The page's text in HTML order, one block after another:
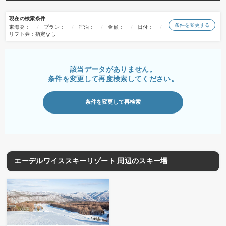
現在の検索条件
東海発：-
プラン：- 宿泊：- 金額：-
日付：-
リフト券：指定なし
条件を変更する
該当データがありません。
条件を変更して再度検索してください。
条件を変更して再検索
エーデルワイススキーリゾート 周辺のスキー場